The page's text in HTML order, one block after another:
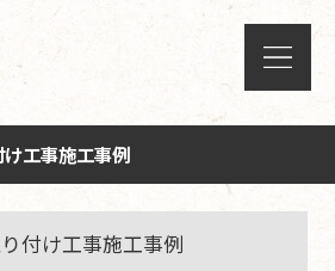
工事施工事例
付け工事施工事例